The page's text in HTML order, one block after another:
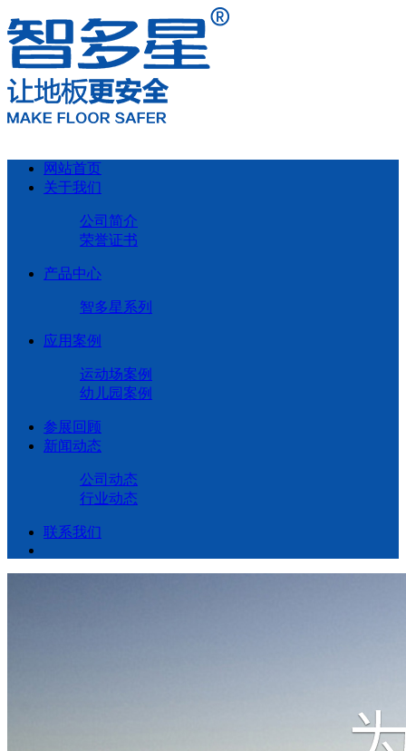
网站首页
关于我们
公司简介
荣誉证书
产品中心
智多星系列
应用案例
运动场案例
幼儿园案例
参展回顾
新闻动态
公司动态
行业动态
联系我们